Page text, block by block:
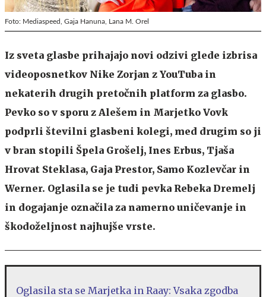
Foto: Mediaspeed, Gaja Hanuna, Lana M. Orel
Iz sveta glasbe prihajajo novi odzivi glede izbrisa
videoposnetkov Nike Zorjan z YouTuba in
nekaterih drugih pretočnih platform za glasbo.
Pevko so v sporu z Alešem in Marjetko Vovk
podprli številni glasbeni kolegi, med drugim so ji
v bran stopili Špela Grošelj, Ines Erbus, Tjaša
Hrovat Steklasa, Gaja Prestor, Samo Kozlevčar in
Werner. Oglasila se je tudi pevka Rebeka Dremelj
in dogajanje označila za namerno uničevanje in
škodoželjnost najhujše vrste.
Oglasila sta se Marjetka in Raay: Vsaka zgodba